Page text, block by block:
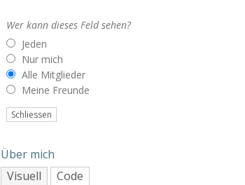
Wer kann dieses Feld sehen?
Jeden
Nur mich
Alle Mitglieder
Meine Freunde
Schliessen
Über mich
Visuell
Code